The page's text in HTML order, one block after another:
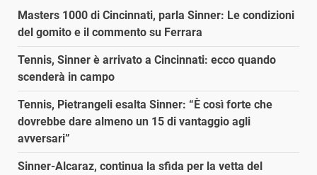
Masters 1000 di Cincinnati, parla Sinner: Le condizioni
del gomito e il commento su Ferrara
Tennis, Sinner è arrivato a Cincinnati: ecco quando
scenderà in campo
Tennis, Pietrangeli esalta Sinner: “È così forte che
dovrebbe dare almeno un 15 di vantaggio agli
avversari”
Sinner-Alcaraz, continua la sfida per la vetta del